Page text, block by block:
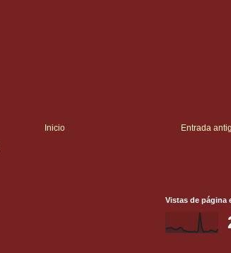
Entrada
Inicio
Vistas de página